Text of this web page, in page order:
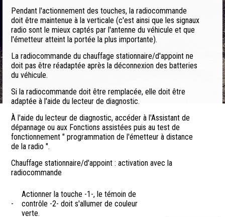
Pendant l'actionnement des touches, la radiocommande
doit être maintenue à la verticale (c'est ainsi que les signaux
radio sont le mieux captés par l'antenne du véhicule et que
l'émetteur atteint la portée la plus importante).
La radiocommande du chauffage stationnaire/d'appoint ne
doit pas être réadaptée après la déconnexion des batteries
du véhicule.
Si la radiocommande doit être remplacée, elle doit être
adaptée à l'aide du lecteur de diagnostic.
À l'aide du lecteur de diagnostic, accéder à l'Assistant de
dépannage ou aux Fonctions assistées puis au test de
fonctionnement " programmation de l'émetteur à distance
de la radio ".
Chauffage stationnaire/d'appoint : activation avec la
radiocommande
-
Actionner la touche -1-, le témoin de
contrôle -2- doit s'allumer de couleur
verte.